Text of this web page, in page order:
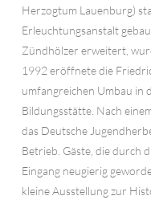
Herzogtum Lauenburg)
Erleuchtungsanstalt
Zündhölzer erweitert,
1992 eröffnete die
umfangreichen Umbau in
Bildungsstätte. Nach
das Deutsche
Betrieb. Gäste, die durch
Eingang neugierig
kleine Ausstellung zur